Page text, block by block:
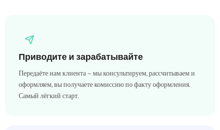
Приводите и зарабатывайте
Передаёте нам клиента — мы консультируем, рассчитываем и
оформляем, вы получаете комиссию по факту оформления.
Самый лёгкий старт.